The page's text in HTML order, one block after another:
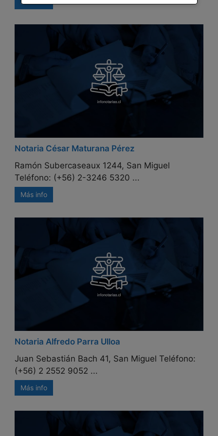
Notaria César Maturana Pérez
Ramón Subercaseaux 1244, San Miguel
Teléfono: (+56) 2-3246 5320 ...
Más info
Notaria Alfredo Parra Ulloa
Juan Sebastián Bach 41, San Miguel Teléfono:
(+56) 2 2552 9052 ...
Más info